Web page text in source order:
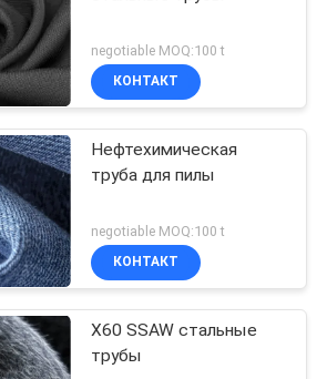
negotiable MOQ:100 t
КОНТАКТ
Нефтехимическая
труба для пилы
negotiable MOQ:100 t
КОНТАКТ
X60 SSAW стальные
трубы